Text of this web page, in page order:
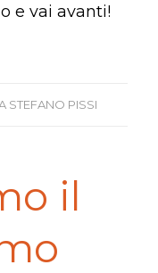
e vai avanti!
STEFANO PISSI
il